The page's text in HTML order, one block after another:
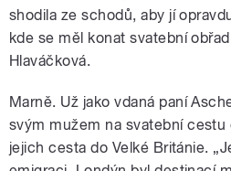
shodila ze schodů, aby jí
kde se měl konat svatební
Hlaváčková.
Marně. Už jako vdaná paní
svým mužem na svatební cestu
jejich cesta do Velké Británie.